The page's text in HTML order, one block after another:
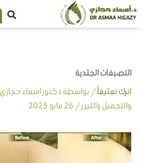
تخطي
إلى
التصبغات الجلدية
اترك تعليقاً/ بواسطة دكتور اسماء
والتجميل والليزر/ 26 مايو 2025